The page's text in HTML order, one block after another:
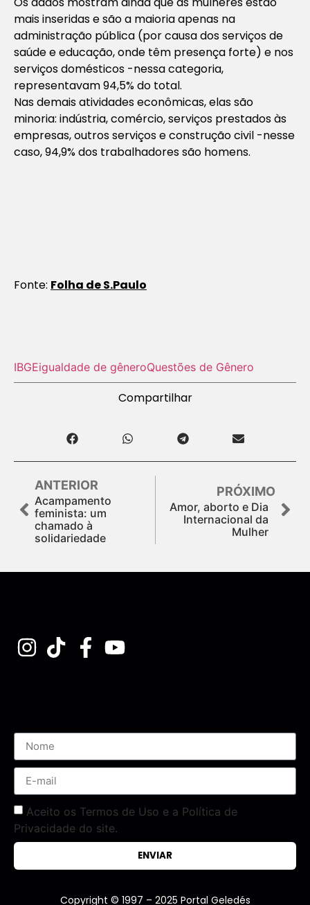
mais inseridas e são a maioria apenas na
administração pública (por causa dos serviços de
saúde e educação, onde têm presença forte) e nos
serviços domésticos -nessa categoria,
representavam 94,5% do total.
Nas demais atividades econômicas, elas são
minoria: indústria, comércio, serviços prestados às
empresas, outros serviços e construção civil -nesse
caso, 94,9% dos trabalhadores são homens.
Fonte: Folha de S.Paulo
IBGEigualdade de gêneroQuestões de Gênero
Compartilhar
ANTERIOR
Acampamento
feminista: um
chamado à
solidariedade
PRÓXIMO
Amor, aborto e Dia
Internacional da
Mulher
Aceito os Termos de Uso e a Política de
Privacidade do site.
ENVIAR
Copyright © 1997 – 2025 Portal Geledés